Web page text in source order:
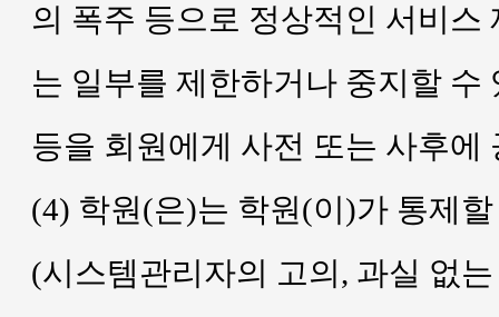
의 폭주 등으로 정상적인 서비
는 일부를 제한하거나 중지할 수
등을 회원에게 사전 또는 사후에
(4) 학원(은)는 학원(이)가 통제
(시스템관리자의 고의, 과실 없